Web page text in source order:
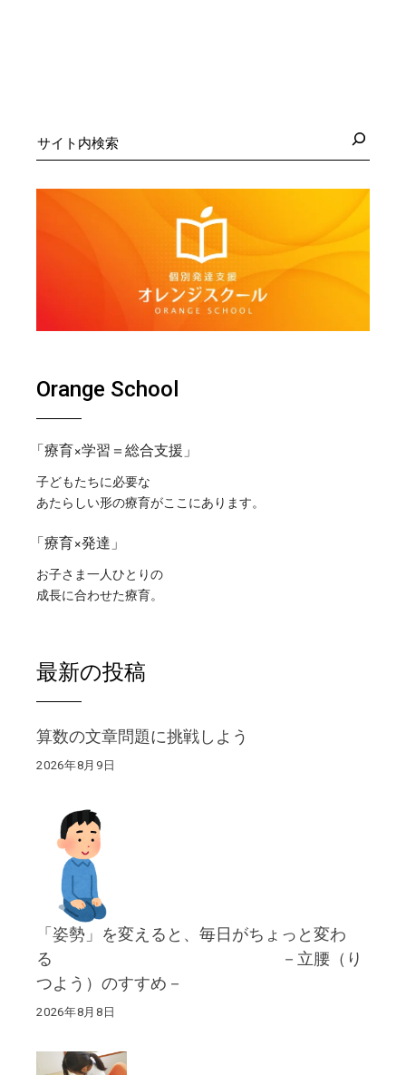
索
Orange School
「療育×学習＝総合支援」
子どもたちに必要な
あたらしい形の療育がここにあります。
「療育×発達」
お子さま一人ひとりの
成長に合わせた療育。
最新の投稿
算数の文章問題に挑戦しよう
2026年8月9日
「姿勢」を変えると、毎日がちょっと変わ
る －立腰（り
つよう）のすすめ－
2026年8月8日